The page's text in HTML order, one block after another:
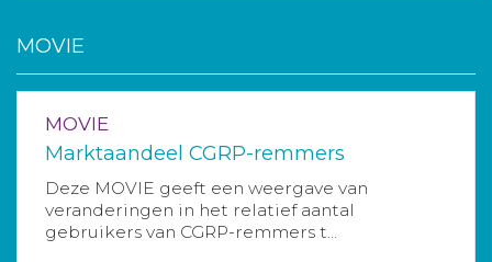
MOVIE
MOVIE
Marktaandeel CGRP-remmers
Deze MOVIE geeft een weergave van
veranderingen in het relatief aantal
gebruikers van CGRP-remmers t...